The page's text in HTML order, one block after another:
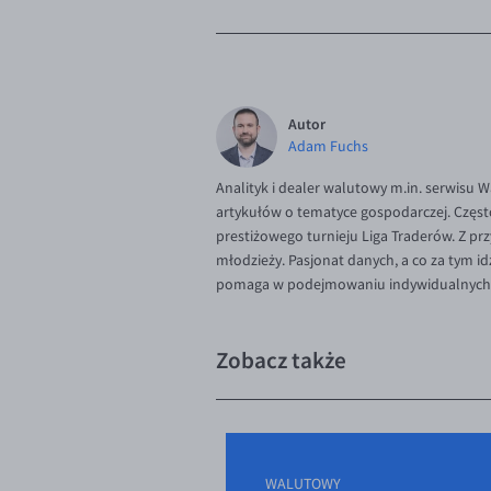
Autor
Adam Fuchs
Analityk i dealer walutowy m.in. serwisu
artykułów o tematyce gospodarczej.
prestiżowego turnieju Liga Traderów. Z
młodzieży. Pasjonat danych, a co za tym
pomaga w podejmowaniu
Zobacz także
WALUTOWY